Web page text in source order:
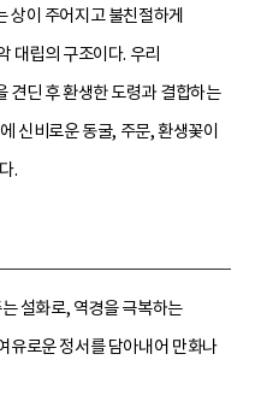
상이 주어지고 불친절하게
대립의 구조이다. 우리
견딘 후 환생한 도령과 결합하는
신비로운 동굴, 주문, 환생꽃이
.
설화로, 역경을 극복하는
유로운 정서를 담아내어 만화나